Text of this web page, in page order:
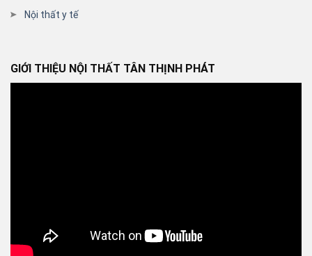
Nội thất y tế
GIỚI THIỆU NỘI THẤT TÂN THỊNH PHÁT